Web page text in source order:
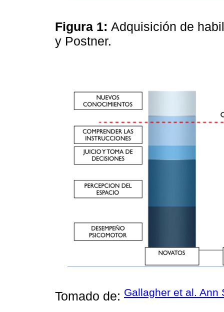
Figura 1: Adquisición de
y Postner.
Tomado de: Gallagher et al. Ann